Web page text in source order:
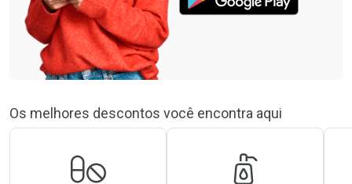
Os melhores descontos você encontra aqui